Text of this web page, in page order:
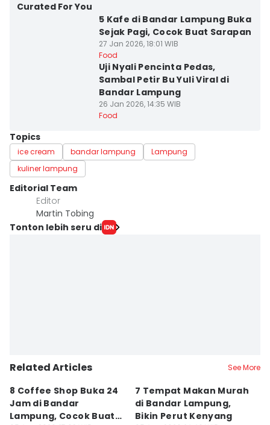
Curated For You
5 Kafe di Bandar Lampung Buka
Sejak Pagi, Cocok Buat Sarapan
27 Jan 2026, 18:01 WIB
Food
Uji Nyali Pencinta Pedas,
Sambal Petir Bu Yuli Viral di
Bandar Lampung
26 Jan 2026, 14:35 WIB
Food
Topics
ice cream bandar lampung
Lampung
kuliner lampung
Editorial Team
Editor
Martin Tobing
Tonton lebih seru di
Related Articles See More
8 Coffee Shop Buka 24
Jam di Bandar
Lampung, Cocok Buat
7 Tempat Makan Murah
di Bandar Lampung,
Bikin Perut Kenyang